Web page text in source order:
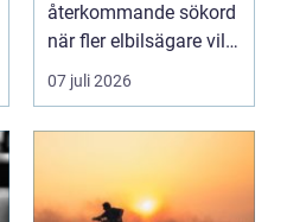
återkommande sökord
när fler elbilsägare vill
ladda hemma på ett
säk...
07 juli 2026